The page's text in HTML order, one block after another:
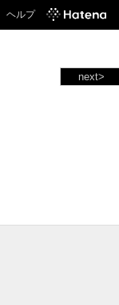
ヘルプ
next>